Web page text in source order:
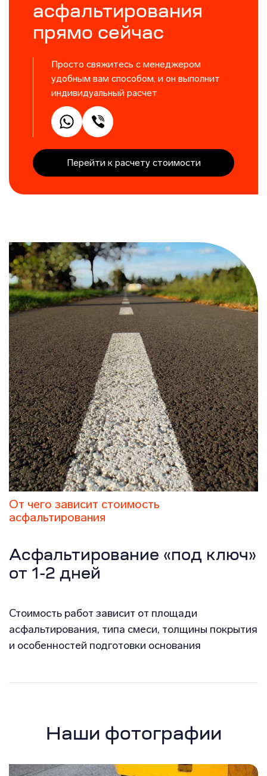
асфальтирования
прямо сейчас
Просто свяжитесь с менеджером
удобным вам способом, и он выполнит
индивидуальный расчет
Перейти к расчету стоимости
От чего зависит стоимость
асфальтирования
Асфальтирование «под ключ»
от 1-2 дней
Стоимость работ зависит от площади
асфальтирования, типа смеси, толщины покрытия
и особенностей подготовки основания
Наши фотографии